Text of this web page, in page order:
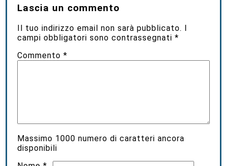
Lascia un commento
Il tuo indirizzo email non sarà pubblicato. I
campi obbligatori sono contrassegnati*
Commento*
Massimo 1000 numero di caratteri ancora
disponibili